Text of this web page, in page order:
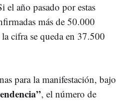
el año pasado por estas
más de 50.000
cifra se queda en 37.500
para la manifestación, bajo
, el número de